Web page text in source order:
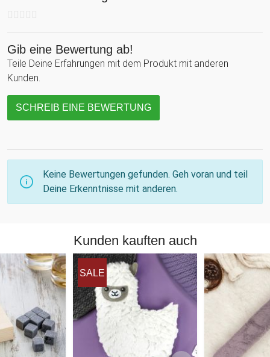
Gib eine Bewertung ab!
Teile Deine Erfahrungen mit dem Produkt mit anderen
Kunden.
SCHREIB EINE BEWERTUNG
Keine Bewertungen gefunden. Geh voran und teil
Deine Erkenntnisse mit anderen.
Kunden kauften auch
SALE